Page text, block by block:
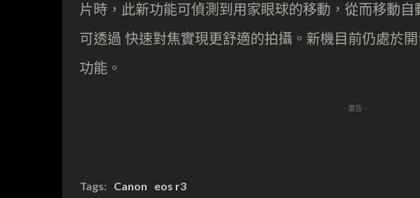
片時，此新功能可偵測到用家眼球的移動，從而移動自
可透過 快速對焦實現更舒適的拍攝。新機目前仍處於
功能。
- 廣告 -
Tags: Canon eos r3